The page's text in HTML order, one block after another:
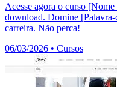
Acesse agora o curso
download. Domine [Palavra-
carreira. Não perca!
06/03/2026 • Cursos